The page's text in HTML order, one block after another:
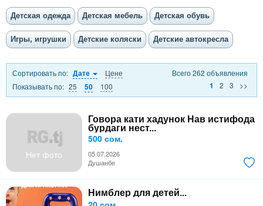
Детская одежда Детская мебель Детская обувь
Игры, игрушки Детские коляски Детские автокресла
Сортировать по: Дате
Цене
Показывать по: 25 50 100
Всего 262 объявления
1
2 3 >>
Нет фото
Говора кати хадунок Нав истифода
бурдаги нест...
500 сом.
05.07.2026
Душанбе
Нимблер для детей...